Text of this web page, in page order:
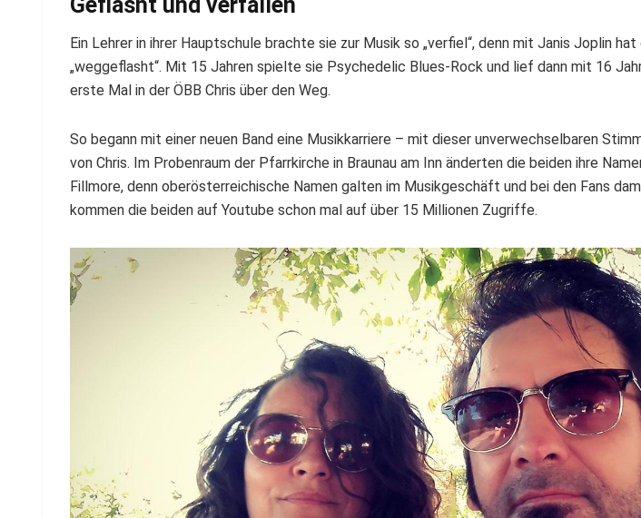
Ein Lehrer in ihrer Hauptschule brachte sie zur Musik so „verfiel“, denn mit Janis Joplin
„weggeflasht“. Mit 15 Jahren spielte sie Psychedelic Blues-Rock und lief dann mit 16
erste Mal in der ÖBB Chris über den Weg.
So begann mit einer neuen Band eine Musikkarriere – mit dieser unverwechselbaren
von Chris. Im Probenraum der Pfarrkirche in Braunau am Inn änderten die beiden ihre
Fillmore, denn oberösterreichische Namen galten im Musikgeschäft und bei den Fans
kommen die beiden auf Youtube schon mal auf über 15 Millionen Zugriffe.